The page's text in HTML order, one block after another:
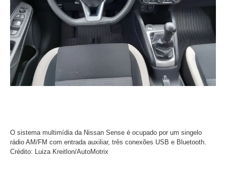
O sistema multimídia da Nissan Sense é ocupado por um singelo
rádio AM/FM com entrada auxiliar, três conexões USB e Bluetooth.
Crédito: Luiza Kreitlon/AutoMotrix